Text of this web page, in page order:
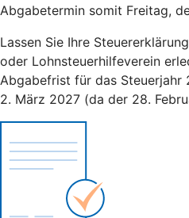
Abgabetermin somit Freitag,
Lassen Sie Ihre
oder Lohnsteuerhilfeverein
Abgabefrist für das
2. März 2027 (da der 28.